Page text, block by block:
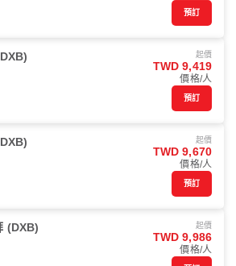
預訂
起價
TWD 9,419
價格/人
預訂
起價
TWD 9,670
價格/人
預訂
(DXB) 起價
TWD 9,986
價格/人